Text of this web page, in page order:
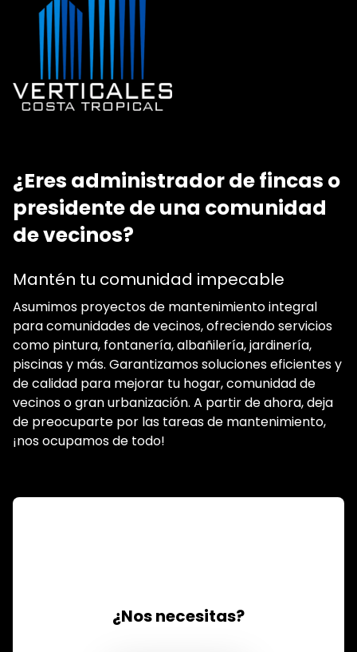
¿Eres administrador de fincas o
presidente de una comunidad
de vecinos?
Mantén tu comunidad impecable
Asumimos proyectos de mantenimiento integral
para comunidades de vecinos, ofreciendo servicios
como pintura, fontanería, albañilería, jardinería,
piscinas y más. Garantizamos soluciones eficientes y
de calidad para mejorar tu hogar, comunidad de
vecinos o gran urbanización. A partir de ahora, deja
de preocuparte por las tareas de mantenimiento,
¡nos ocupamos de todo!
¿Nos necesitas?